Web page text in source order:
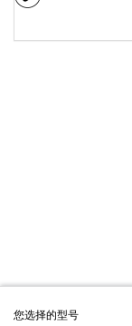
您选择的型号